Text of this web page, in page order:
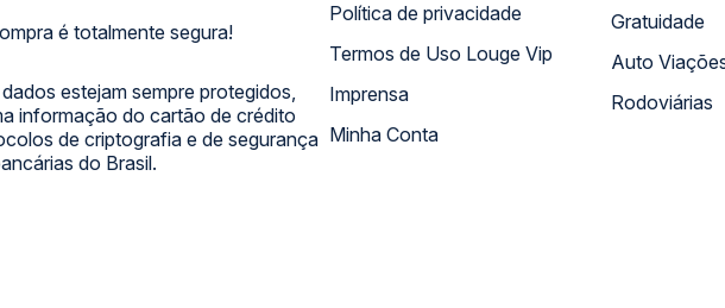
é totalmente segura!
estejam sempre protegidos,
informação do cartão de crédito
de criptografia e de segurança
do Brasil.
Política de privacidade
Termos de Uso Louge Vip
Imprensa
Minha Conta
Gratuidade
Auto
Rodoviárias